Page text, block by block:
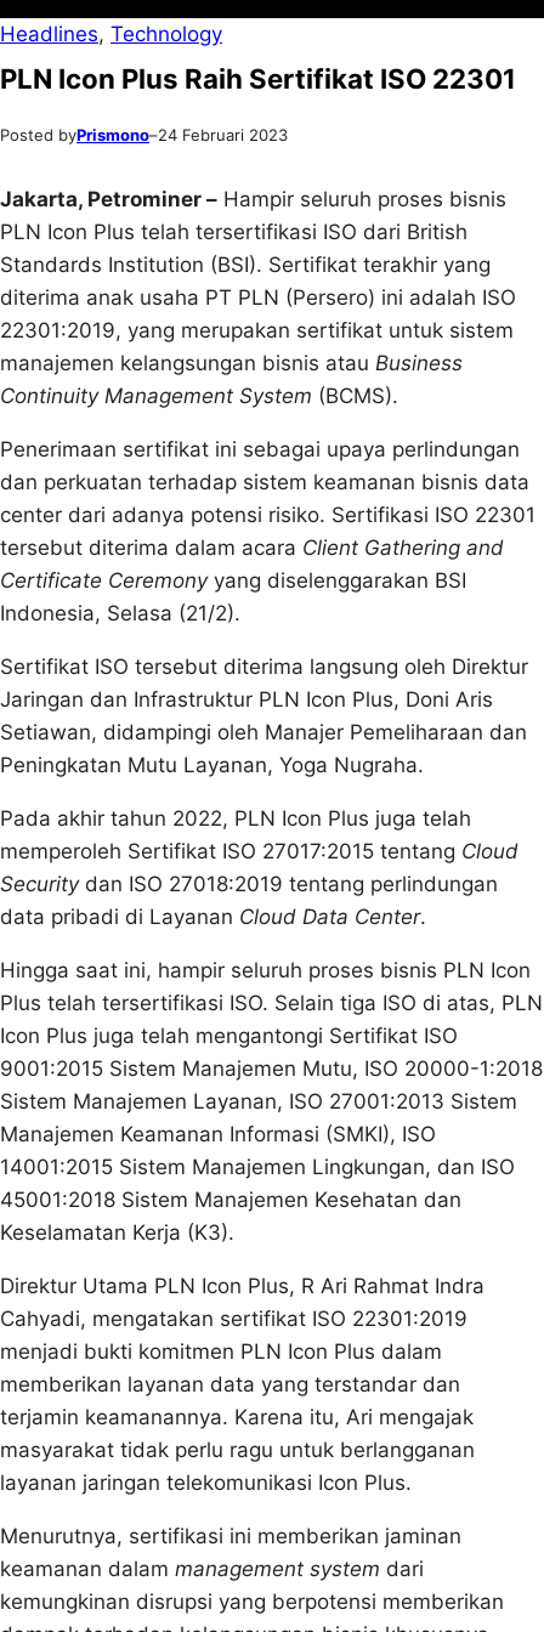
Headlines, Technology
PLN Icon Plus Raih Sertifikat ISO 22301
Posted byPrismono–24 Februari 2023
Jakarta, Petrominer – Hampir seluruh proses bisnis
PLN Icon Plus telah tersertifikasi ISO dari British
Standards Institution (BSI). Sertifikat terakhir yang
diterima anak usaha PT PLN (Persero) ini adalah ISO
22301:2019, yang merupakan sertifikat untuk sistem
manajemen kelangsungan bisnis atau Business
Continuity Management System (BCMS).
Penerimaan sertifikat ini sebagai upaya perlindungan
dan perkuatan terhadap sistem keamanan bisnis data
center dari adanya potensi risiko. Sertifikasi ISO 22301
tersebut diterima dalam acara Client Gathering and
Certificate Ceremonyyang diselenggarakan BSI
Indonesia, Selasa (21/2).
Sertifikat ISO tersebut diterima langsung oleh Direktur
Jaringan dan Infrastruktur PLN Icon Plus, Doni Aris
Setiawan, didampingi oleh Manajer Pemeliharaan dan
Peningkatan Mutu Layanan, Yoga Nugraha.
Pada akhir tahun 2022, PLN Icon Plus juga telah
memperoleh Sertifikat ISO 27017:2015 tentang Cloud
Securitydan ISO 27018:2019 tentang perlindungan
data pribadi di Layanan Cloud Data Center.
Hingga saat ini, hampir seluruh proses bisnis PLN Icon
Plus telah tersertifikasi ISO. Selain tiga ISO di atas, PLN
Icon Plus juga telah mengantongi Sertifikat ISO
9001:2015 Sistem Manajemen Mutu, ISO 20000-1:2018
Sistem Manajemen Layanan, ISO 27001:2013 Sistem
Manajemen Keamanan Informasi (SMKI), ISO
14001:2015 Sistem Manajemen Lingkungan, dan ISO
45001:2018 Sistem Manajemen Kesehatan dan
Keselamatan Kerja (K3).
Direktur Utama PLN Icon Plus, R Ari Rahmat Indra
Cahyadi, mengatakan sertifikat ISO 22301:2019
menjadi bukti komitmen PLN Icon Plus dalam
memberikan layanan data yang terstandar dan
terjamin keamanannya. Karena itu, Ari mengajak
masyarakat tidak perlu ragu untuk berlangganan
layanan jaringan telekomunikasi Icon Plus.
Menurutnya, sertifikasi ini memberikan jaminan
keamanan dalam management system dari
kemungkinan disrupsi yang berpotensi memberikan